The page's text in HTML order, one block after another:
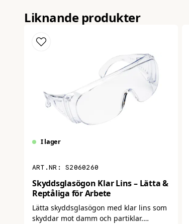
Liknande produkter
I lager
S2060260
Skyddsglasögon Klar Lins – Lätta &
Reptåliga för Arbete
Lätta skyddsglasögon med klar lins som
skyddar mot damm och partiklar.